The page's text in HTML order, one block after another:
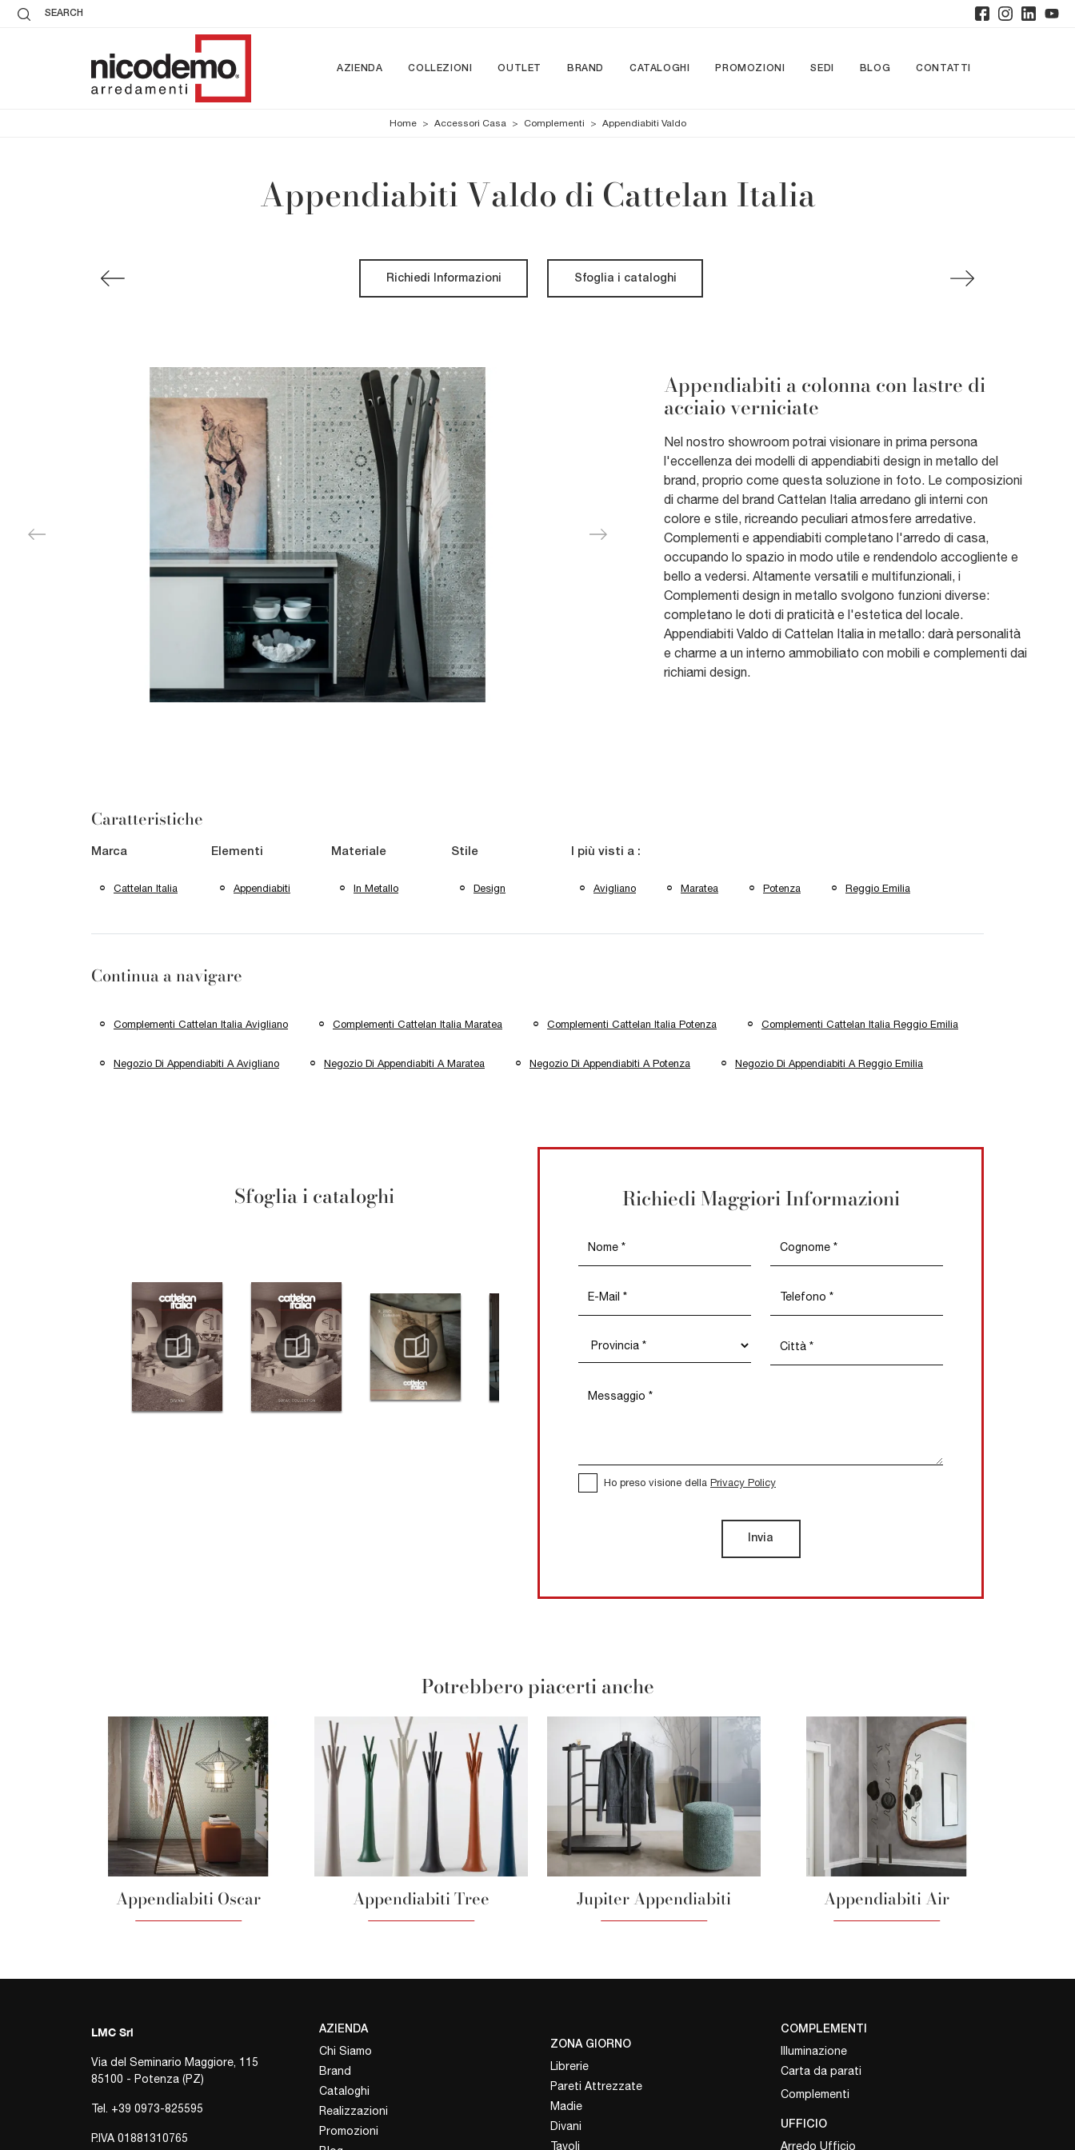
SEARCH
AZIENDA COLLEZIONI OUTLET BRAND CATALOGHI PROMOZIONI SEDI BLOG CONTATTI
Home > Accessori Casa > Complementi > Appendiabiti Valdo
Appendiabiti Valdo di Cattelan Italia
Richiedi Informazioni Sfoglia i cataloghi
Appendiabiti a colonna con lastre di
acciaio verniciate
Nel nostro showroom potrai visionare in prima persona
l'eccellenza dei modelli di appendiabiti design in metallo del
brand, proprio come questa soluzione in foto. Le composizioni
di charme del brand Cattelan Italia arredano gli interni con
colore e stile, ricreando peculiari atmosfere arredative.
Complementi e appendiabiti completano l'arredo di casa,
occupando lo spazio in modo utile e rendendolo accogliente e
bello a vedersi. Altamente versatili e multifunzionali, i
Complementi design in metallo svolgono funzioni diverse:
completano le doti di praticità e l'estetica del locale.
Appendiabiti Valdo di Cattelan Italia in metallo: darà personalità
e charme a un interno ammobiliato con mobili e complementi dai
richiami design.
Caratteristiche
Marca
Cattelan Italia
Elementi
Appendiabiti
Materiale
In Metallo
Stile
Design
I più visti a :
Avigliano Maratea Potenza Reggio Emilia
Continua a navigare
Complementi Cattelan Italia Avigliano Complementi Cattelan Italia Maratea Complementi Cattelan Italia Potenza Complementi Cattelan Italia Reggio Emilia
Negozio Di Appendiabiti A Avigliano Negozio Di Appendiabiti A Maratea Negozio Di Appendiabiti A Potenza Negozio Di Appendiabiti A Reggio Emilia
Sfoglia i cataloghi Richiedi Maggiori Informazioni
Ho preso visione della Privacy Policy
Invia
Potrebbero piacerti anche
Appendiabiti Oscar Appendiabiti Tree Jupiter Appendiabiti Appendiabiti Air
LMC Srl
Via del Seminario Maggiore, 115
85100 - Potenza (PZ)
Tel. +39 0973-825595
P.IVA 01881310765
AZIENDA
Chi Siamo
Brand
Cataloghi
Realizzazioni
Promozioni
ZONA GIORNO
Librerie
Pareti Attrezzate
Madie
Divani
Tavoli
COMPLEMENTI
Illuminazione
Carta da parati
Complementi
UFFICIO
Arredo Ufficio